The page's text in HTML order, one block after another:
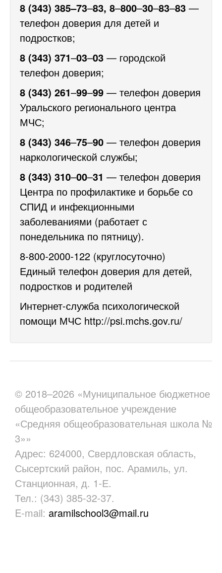
8 (343) 385–73–83, 8–800–30–83–83 —
телефон доверия для детей и
подростков;
8 (343) 371–03–03 — городской
телефон доверия;
8 (343) 261–99–99 — телефон доверия
Уральского регионального центра
МЧС;
8 (343) 346–75–90 — телефон доверия
наркологической службы;
8 (343) 310–00–31 — телефон доверия
Центра по профилактике и борьбе со
СПИД и инфекционными
заболеваниями (работает с
понедельника по пятницу).
8-800-2000-122 (круглосуточно)
Единый телефон доверия для детей,
подростков и родителей
Интернет-служба психологической
помощи МЧС http://psi.mchs.gov.ru/
© 2018–2026 «Муниципальное бюджетное
общеобразовательное учреждение
«Средняя общеобразовательная школа №
3»»
Адрес: 624000, Свердловская область,
Сысертский район, пос. Арамиль, ул.
Станционная, д. 1-Е.
Тел.: (343) 385-32-37.
E-mail: aramilschool3@mail.ru